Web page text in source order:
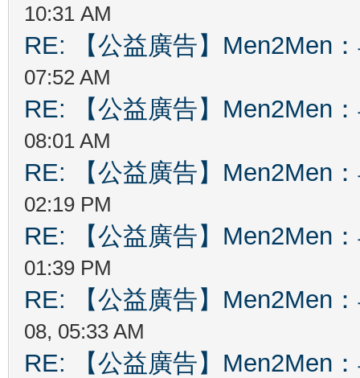
10:31 AM
RE: 【公益廣告】Men2Men
07:52 AM
RE: 【公益廣告】Men2Men
08:01 AM
RE: 【公益廣告】Men2Men
02:19 PM
RE: 【公益廣告】Men2Men
01:39 PM
RE: 【公益廣告】Men2Men
08, 05:33 AM
RE: 【公益廣告】Men2Men